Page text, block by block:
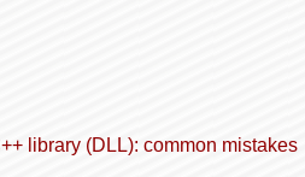
library (DLL): common mistakes